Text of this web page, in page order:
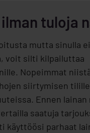
tuloja
mutta sinulla
voit silti kilpailuttaa
Nopeimmat
siirtymisen
Ennen
saatuja
käyttöösi parhaat